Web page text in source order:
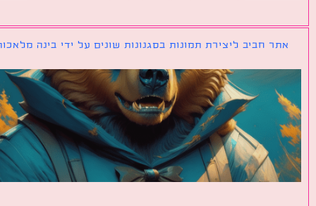
חביב ליצירת תמונות בסגנונות שונים על ידי בינה מלאכותית